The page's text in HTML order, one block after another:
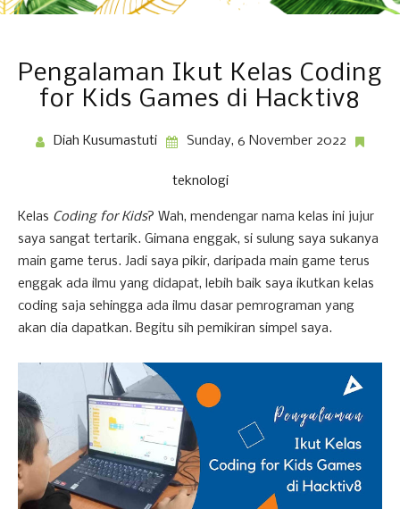
Pengalaman Ikut Kelas Coding
for Kids Games di Hacktiv8
Diah Kusumastuti Sunday, 6 November 2022
teknologi
Kelas Coding for Kids? Wah, mendengar nama kelas ini jujur
saya sangat tertarik. Gimana enggak, si sulung saya sukanya
main game terus. Jadi saya pikir, daripada main game terus
enggak ada ilmu yang didapat, lebih baik saya ikutkan kelas
coding saja sehingga ada ilmu dasar pemrograman yang
akan dia dapatkan. Begitu sih pemikiran simpel saya.